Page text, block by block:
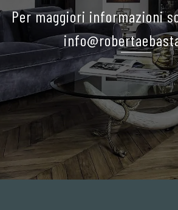
Per maggiori informazioni